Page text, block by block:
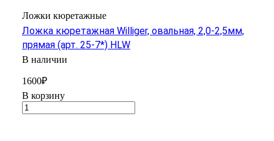
Ложки кюретажные
Ложка кюретажная Williger, овальная, 2,0-2,5мм,
прямая (арт. 25-7*) HLW
В наличии
1600₽
В корзину